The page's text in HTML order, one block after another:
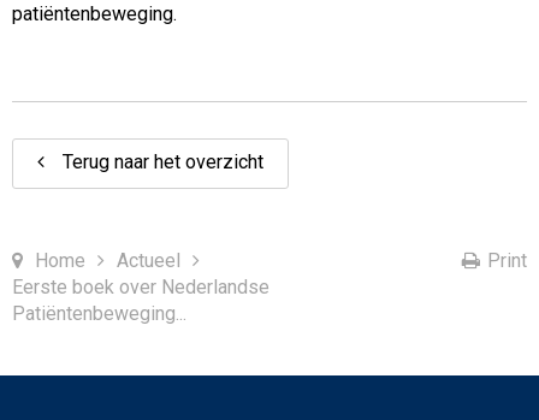
patiëntenbeweging.
Terug naar het overzicht
Home
Actueel
Eerste boek over Nederlandse
Patiëntenbeweging...
Print